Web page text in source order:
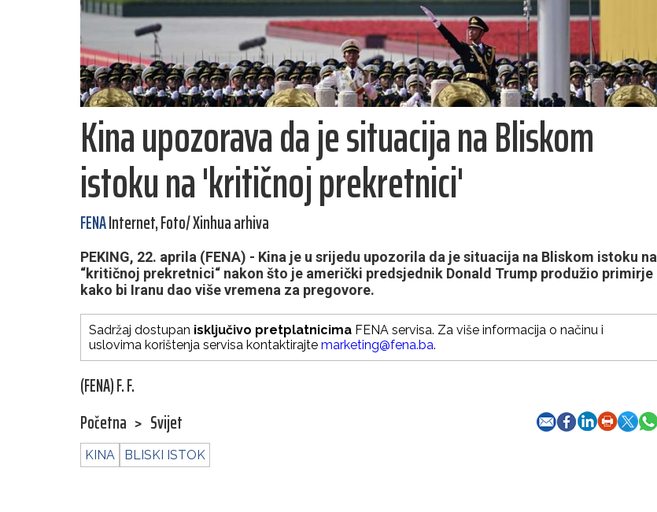
Kina upozorava da je situacija na Bliskom
istoku na 'kritičnoj prekretnici'
FENAInternet, Foto/ Xinhua arhiva
PEKING, 22. aprila (FENA) - Kina je u srijedu upozorila da je situacija na Bliskom istoku na
“kritičnoj prekretnici“ nakon što je američki predsjednik Donald Trump produžio primirje
kako bi Iranu dao više vremena za pregovore.
Sadržaj dostupan isključivo pretplatnicima FENA servisa. Za više informacija o načinu i
uslovima korištenja servisa kontaktirajte marketing@fena.ba.
(FENA) F. F.
Početna > Svijet
KINA BLISKI ISTOK